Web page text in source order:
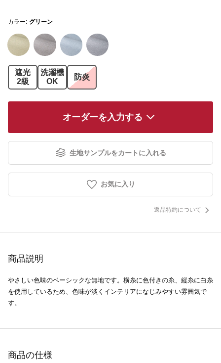
カラー: グリーン
遮光
2級
洗濯機
OK
防炎
オーダーを入力する
生地サンプルをカートに入れる
お気に入り
返品特約について
商品説明
やさしい色味のベーシックな無地です。横糸に色付きの糸、縦糸に白糸
を使用しているため、色味が淡くインテリアになじみやすい雰囲気で
す。
商品の仕様